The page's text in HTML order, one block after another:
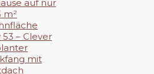
auf nur
m²
53 – Clever
mit